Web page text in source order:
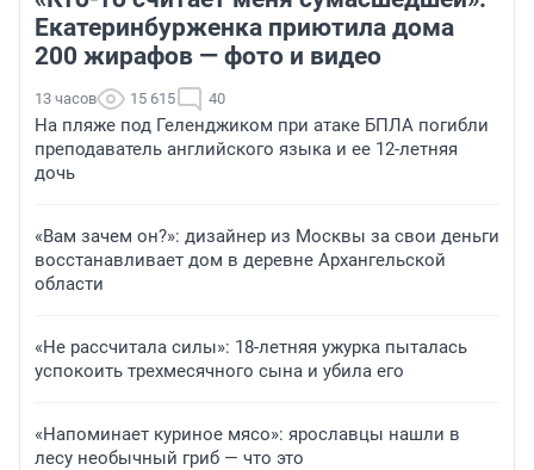
Екатеринбурженка приютила дома
200 жирафов — фото и видео
13 часов 15 615 40
На пляже под Геленджиком при атаке БПЛА погибли
преподаватель английского языка и ее 12-летняя
дочь
«Вам зачем он?»: дизайнер из Москвы за свои деньги
восстанавливает дом в деревне Архангельской
области
«Не рассчитала силы»: 18-летняя ужурка пыталась
успокоить трехмесячного сына и убила его
«Напоминает куриное мясо»: ярославцы нашли в
лесу необычный гриб — что это